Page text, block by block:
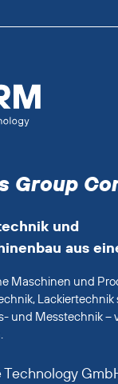
Group
und
aus
Maschinen und
Lackiertechnik
und Messtechnik –